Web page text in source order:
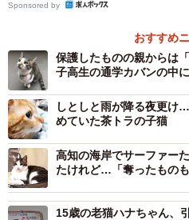
ってきたね」と語りかけ、子猫
診察してもらうと、両目には
のおそれがあった。先生は「
厳しい表情を浮かべた。深川さ
3時間ごとに強制給餌を行い、
ャーニャー」と話しかけた。
食い止めた。子猫の名前はそれ
が、その後、すぐにジェーム
Sponsored by
おすすめ
保護したものの親からは
子高生の通学カバンの中
しとしと雨が降る夜更け
めていた茶トラの子猫
高知の海岸でサーファー
たけれど…「奪ったもの
15歳の老猫ハナちゃん、